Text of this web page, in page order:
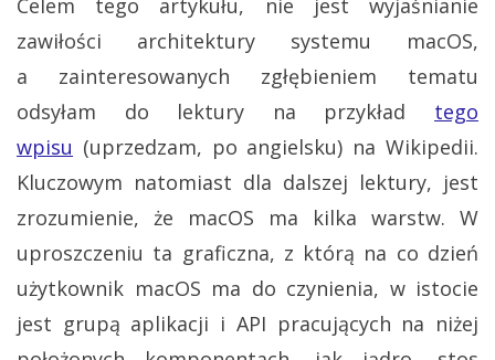
Celem tego artykułu, nie jest wyjaśnianie
zawiłości architektury systemu macOS,
a zainteresowanych zgłębieniem tematu
odsyłam do lektury na przykład tego
wpisu (uprzedzam, po angielsku) na Wikipedii.
Kluczowym natomiast dla dalszej lektury, jest
zrozumienie, że macOS ma kilka warstw. W
uproszczeniu ta graficzna, z którą na co dzień
użytkownik macOS ma do czynienia, w istocie
jest grupą aplikacji i API pracujących na niżej